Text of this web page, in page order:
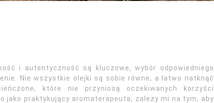
i autentyczność są kluczowe, wybór odpowiedniego
Nie wszystkie olejki są sobie równe, a łatwo natknąć
które nie przyniosą oczekiwanych korzyści
jako praktykujący aromaterapeuta, zależy mi na tym, aby